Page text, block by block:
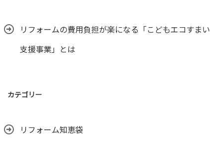
リフォームの費用負担が楽になる「こどもエコすまい
支援事業」とは
カテゴリー
リフォーム知恵袋